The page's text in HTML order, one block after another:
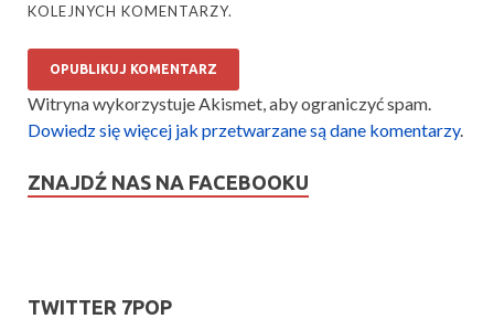
KOLEJNYCH KOMENTARZY.
Witryna wykorzystuje Akismet, aby ograniczyć spam.
Dowiedz się więcej jak przetwarzane są dane komentarzy.
ZNAJDŹ NAS NA FACEBOOKU
TWITTER 7POP